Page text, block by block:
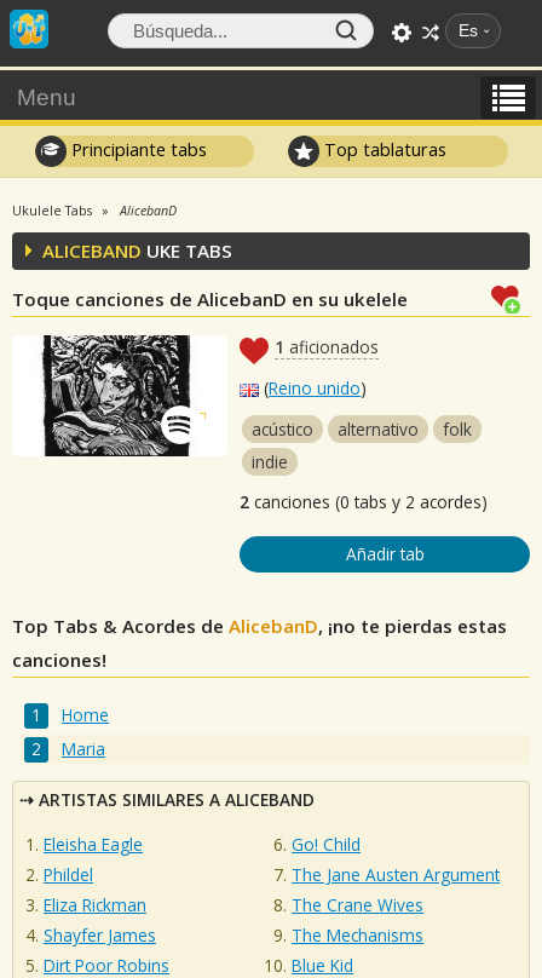
Es
Menu
Principiante tabs Top tablaturas
Ukulele Tabs AlicebanD
ALICEBAND UKE TABS
Toque canciones de AlicebanD en su ukelele
1 aficionados
(Reino unido)
acústico
alternativo
folk
indie
2 canciones (0 tabs y 2 acordes)
Añadir tab
Top Tabs & Acordes de AlicebanD, ¡no te pierdas estas
canciones!
Home
Maria
ARTISTAS SIMILARES A ALICEBAND
Eleisha Eagle
Phildel
Eliza Rickman
Shayfer James
Dirt Poor Robins
Go! Child
The Jane Austen Argument
The Crane Wives
The Mechanisms
Blue Kid